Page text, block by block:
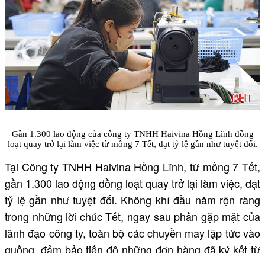
Gần 1.300 lao động của công ty TNHH Haivina Hồng Lĩnh đồng
loạt quay trở lại làm việc từ mồng 7 Tết, đạt tỷ lệ gần như tuyệt đối.
Tại Công ty TNHH Haivina Hồng Lĩnh, từ mồng 7 Tết,
gần 1.300 lao động đồng loạt quay trở lại làm việc, đạt
tỷ lệ gần như tuyệt đối. Không khí đầu năm rộn ràng
trong những lời chúc Tết, ngay sau phần gặp mặt của
lãnh đạo công ty, toàn bộ các chuyền may lập tức vào
guồng, đảm bảo tiến độ những đơn hàng đã ký kết từ